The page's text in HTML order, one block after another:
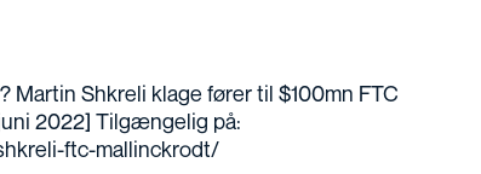
Martin Shkreli klage fører til $100mn FTC
juni 2022] Tilgængelig på:
ftc-mallinckrodt/